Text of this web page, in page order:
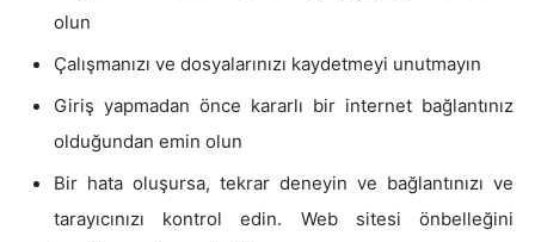
olun
Çalışmanızı ve dosyalarınızı kaydetmeyi unutmayın
Giriş yapmadan önce kararlı bir internet bağlantınız
olduğundan emin olun
Bir hata oluşursa, tekrar deneyin ve bağlantınızı ve
tarayıcınızı kontrol edin. Web sitesi önbelleğini